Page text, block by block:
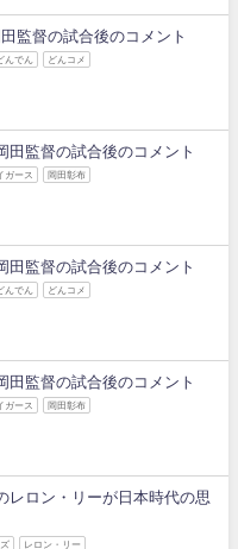
監督の試合後のコメント
んでん どんコメ
田監督の試合後のコメント
ガース 岡田彰布
田監督の試合後のコメント
んでん どんコメ
田監督の試合後のコメント
ガース 岡田彰布
レロン・リーが日本時代の思
レロン・リー